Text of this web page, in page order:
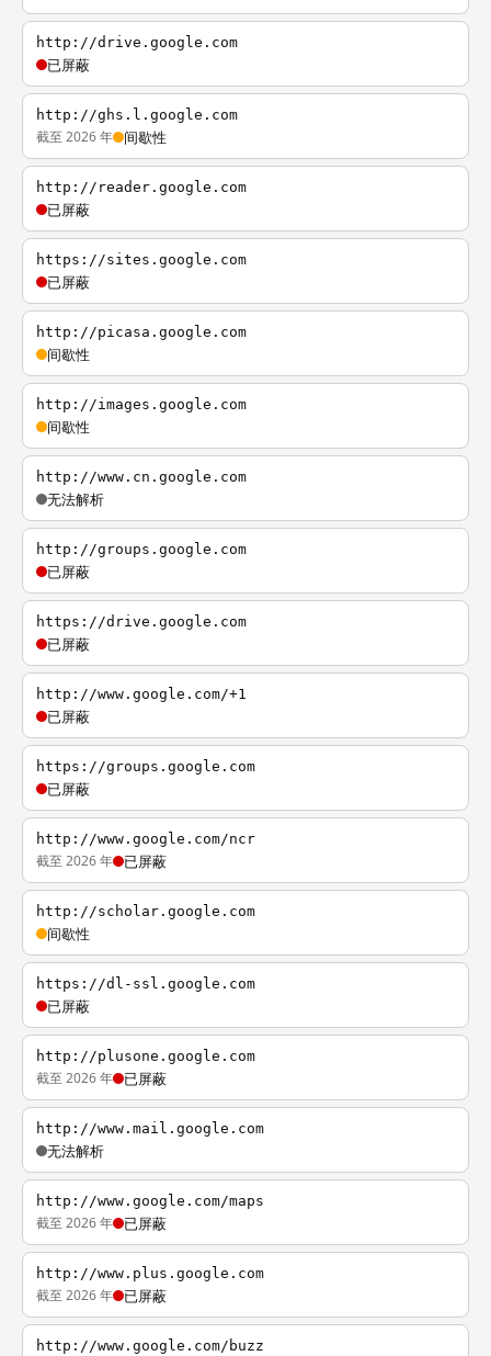
http://drive.google.com
已屏蔽
http://ghs.l.google.com
截至 2026 年 间歇性
http://reader.google.com
已屏蔽
https://sites.google.com
已屏蔽
http://picasa.google.com
间歇性
http://images.google.com
间歇性
http://www.cn.google.com
无法解析
http://groups.google.com
已屏蔽
https://drive.google.com
已屏蔽
http://www.google.com/+1
已屏蔽
https://groups.google.com
已屏蔽
http://www.google.com/ncr
截至 2026 年 已屏蔽
http://scholar.google.com
间歇性
https://dl-ssl.google.com
已屏蔽
http://plusone.google.com
截至 2026 年 已屏蔽
http://www.mail.google.com
无法解析
http://www.google.com/maps
截至 2026 年 已屏蔽
http://www.plus.google.com
截至 2026 年 已屏蔽
http://www.google.com/buzz